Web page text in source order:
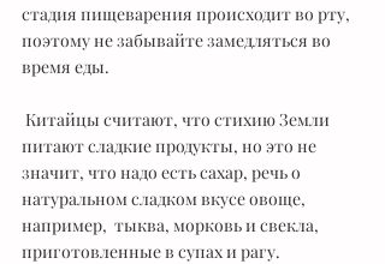
стадия пищеварения происходит во рту,
поэтому не забывайте замедляться во
время еды.
питают сладкие продукты, но это не
значит, что надо есть сахар, речь о
натуральном сладком вкусе овоще,
например,  тыква, морковь и свекла,
приготовленные в супах и рагу.